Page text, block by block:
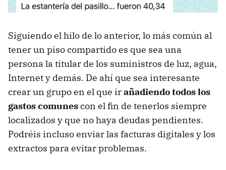
Siguiendo el hilo de lo anterior, lo más común al
tener un piso compartido es que sea una
persona la titular de los suministros de luz, agua,
Internet y demás. De ahí que sea interesante
crear un grupo en el que irañadiendo todos los
gastos comunescon el fin de tenerlos siempre
localizados y que no haya deudas pendientes.
Podréis incluso enviar las facturas digitales y los
extractos para evitar problemas.